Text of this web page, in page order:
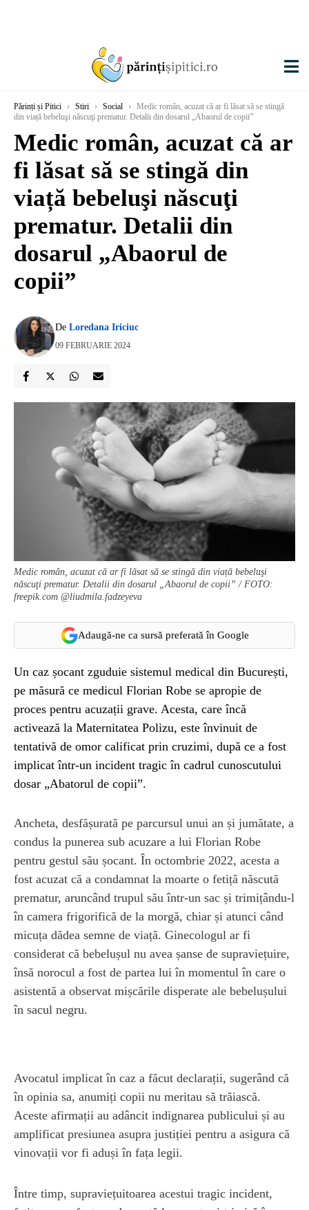
Părinți și Pitici › Stiri › Social ›
Medic român, acuzat că ar fi lăsat să se stingă
din viață bebeluşi născuţi prematur. Detalii din dosarul „Abaorul de copii”
Medic român, acuzat că ar
fi lăsat să se stingă din
viață bebeluşi născuţi
prematur. Detalii din
dosarul „Abaorul de
copii”
De Loredana Iriciuc
09 FEBRUARIE 2024
Medic român, acuzat că ar fi lăsat să se stingă din viață bebeluşi
născuţi prematur. Detalii din dosarul „Abaorul de copii” / FOTO:
freepik.com @liudmila.fadzeyeva
Adaugă-ne ca sursă preferată în Google
Un caz șocant zguduie sistemul medical din București,
pe măsură ce medicul Florian Robe se apropie de
proces pentru acuzații grave. Acesta, care încă
activează la Maternitatea Polizu, este învinuit de
tentativă de omor calificat prin cruzimi, după ce a fost
implicat într-un incident tragic în cadrul cunoscutului
dosar „Abatorul de copii”.
Ancheta, desfășurată pe parcursul unui an și jumătate, a
condus la punerea sub acuzare a lui Florian Robe
pentru gestul său șocant. În octombrie 2022, acesta a
fost acuzat că a condamnat la moarte o fetiță născută
prematur, aruncând trupul său într-un sac și trimițându-l
în camera frigorifică de la morgă, chiar și atunci când
micuța dădea semne de viață. Ginecologul ar fi
considerat că bebelușul nu avea șanse de supraviețuire,
însă norocul a fost de partea lui în momentul în care o
asistentă a observat mișcările disperate ale bebelușului
în sacul negru.
Avocatul implicat în caz a făcut declarații, sugerând că
în opinia sa, anumiți copii nu meritau să trăiască.
Aceste afirmații au adâncit indignarea publicului și au
amplificat presiunea asupra justiției pentru a asigura că
vinovații vor fi aduși în fața legii.
Între timp, supraviețuitoarea acestui tragic incident,